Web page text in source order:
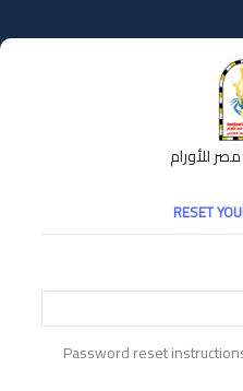
للأورام
RESET
Password reset